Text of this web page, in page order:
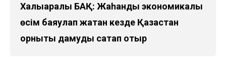
Халықаралық БАҚ: Жаһандық экономикалық
өсім баяулап жатқан кезде Қазақстан
орнықты дамуды сақтап отыр